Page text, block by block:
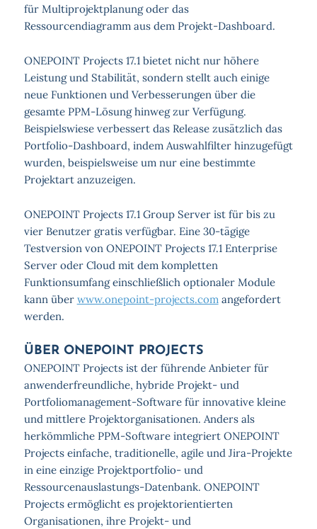
für Multiprojektplanung oder das
Ressourcendiagramm aus dem Projekt-Dashboard.
ONEPOINT Projects 17.1 bietet nicht nur höhere
Leistung und Stabilität, sondern stellt auch einige
neue Funktionen und Verbesserungen über die
gesamte PPM-Lösung hinweg zur Verfügung.
Beispielswiese verbessert das Release zusätzlich das
Portfolio-Dashboard, indem Auswahlfilter hinzugefügt
wurden, beispielsweise um nur eine bestimmte
Projektart anzuzeigen.
ONEPOINT Projects 17.1 Group Server ist für bis zu
vier Benutzer gratis verfügbar. Eine 30-tägige
Testversion von ONEPOINT Projects 17.1 Enterprise
Server oder Cloud mit dem kompletten
Funktionsumfang einschließlich optionaler Module
kann über www.onepoint-projects.comangefordert
werden.
ÜBER ONEPOINT PROJECTS
ONEPOINT Projects ist der führende Anbieter für
anwenderfreundliche, hybride Projekt- und
Portfoliomanagement-Software für innovative kleine
und mittlere Projektorganisationen. Anders als
herkömmliche PPM-Software integriert ONEPOINT
Projects einfache, traditionelle, agile und Jira-Projekte
in eine einzige Projektportfolio- und
Ressourcenauslastungs-Datenbank. ONEPOINT
Projects ermöglicht es projektorientierten
Organisationen, ihre Projekt- und